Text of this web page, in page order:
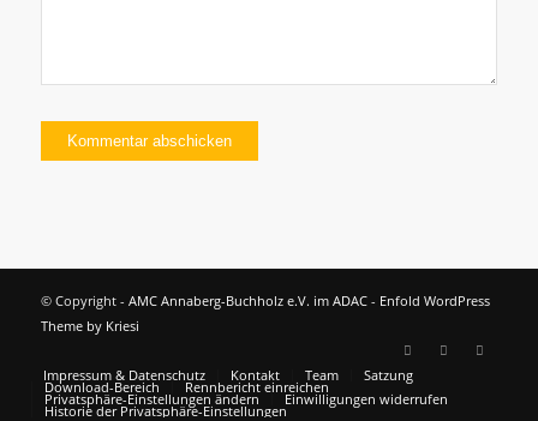
© Copyright - AMC Annaberg-Buchholz e.V. im ADAC- Enfold WordPress
Theme by Kriesi
Impressum & Datenschutz Kontakt Team Satzung
Download-Bereich Rennbericht einreichen
Privatsphäre-Einstellungen ändern Einwilligungen widerrufen
Historie der Privatsphäre-Einstellungen